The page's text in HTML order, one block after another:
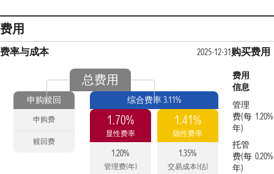
费用
费率与成本 2025-12-31
总费用
申购赎回
申购费
赎回费
综合费率 3.11%
1.70%
显性费率
1.20%
管理费(年)
1.41%
隐性费率
1.35%
交易成本(估)
购买费用
费用
信息
管理
费(每
年)
1.20%
托管
费(每
年)
0.20%